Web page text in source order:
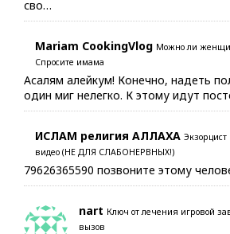
сво…
Mariam CookingVlog Можно ли
Спросите имама
Асалям алейкум! Конечно, надеть
один миг нелегко. К этому идут
ИСЛАМ религия АЛЛАХА Экзорцист
видео (НЕ ДЛЯ СЛАБОНЕРВНЫХ!)
79626365590 позвоните этому
nart Ключ от лечения игровой
вызов